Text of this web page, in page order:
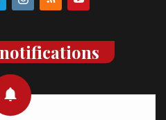
notifications